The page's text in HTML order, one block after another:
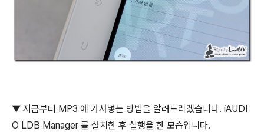
▼ 지금부터 MP3 에 가사넣는 방법을 알려드리겠습니다. iAUDI
O LDB Manager 를 설치한 후 실행을 한 모습입니다.